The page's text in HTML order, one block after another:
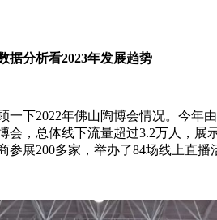
据分析看2023年发展趋势
一下2022年佛山陶博会情况。今年
会，总体线下流量超过3.2万人，
参展200多家，举办了84场线上直